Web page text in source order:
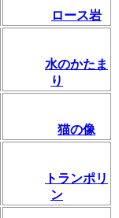
ロース岩
水のかたま
り
猫の像
トランポリ
ン